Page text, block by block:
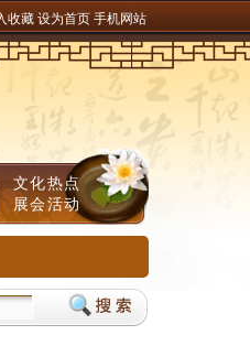
收藏 设为首页 手机网站
文化热点
展会活动
脑品牌严选榜单，神经酸磷脂酰丝氨酸